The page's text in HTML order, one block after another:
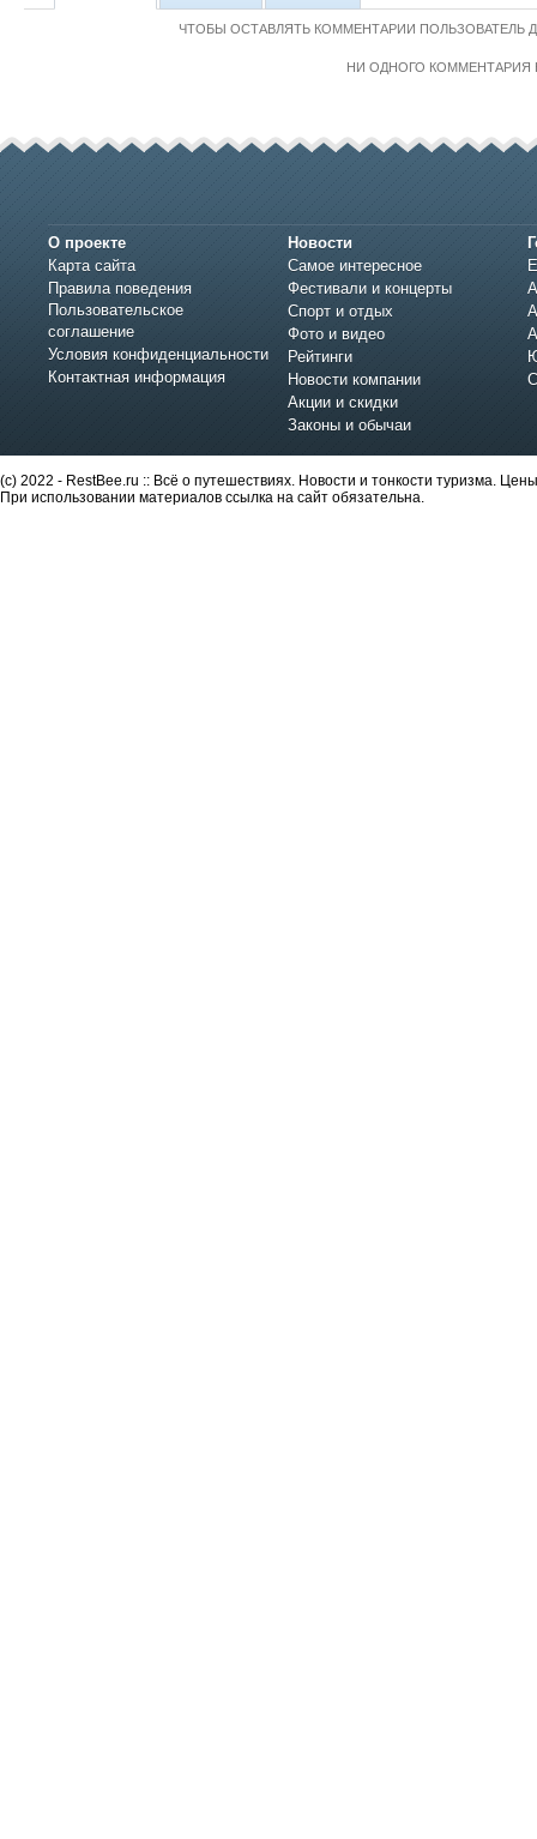
ЧТОБЫ ОСТАВЛЯТЬ КОММЕНТАРИИ
НИ ОДНОГО КОММЕНТАРИЯ
О проекте
Карта сайта
Правила поведения
Пользовательское
соглашение
Условия конфиденциальности
Контактная информация
Новости
Самое интересное
Фестивали и концерты
Спорт и отдых
Фото и видео
Рейтинги
Новости компании
Акции и скидки
Законы и обычаи
(c) 2022 - RestBee.ru :: Всё о путешествиях. Новости и тонкости туризма.
При использовании материалов ссылка на сайт обязательна.